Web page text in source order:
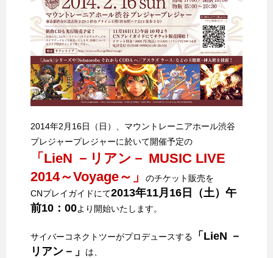
2014年2月16日（日）、マウントレーニアホール渋谷
プレジャープレジャーに於いて開催予定の
「LieN －リアン－ MUSIC LIVE
2014～Voyage～」
のチケット販売を
CNプレイガイドにて2013年11月16日（土）午
前10：00より開始いたします。
サイバーコネクトツーがプロデュースする
「LieN －
リアン－」
は、